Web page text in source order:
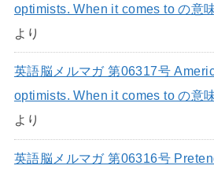
optimists. When it comes to の意
より
英語脳メルマガ 第06317号
optimists. When it comes to の意
より
英語脳メルマガ 第06316号